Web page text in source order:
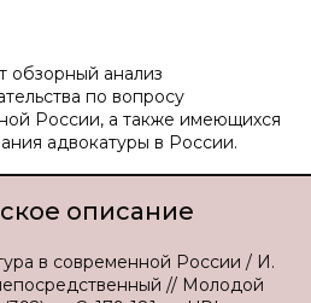
обзорный анализ
по вопросу
России, а также имеющихся
адвокатуры в России.
описание
в современной России / И.
// Молодой